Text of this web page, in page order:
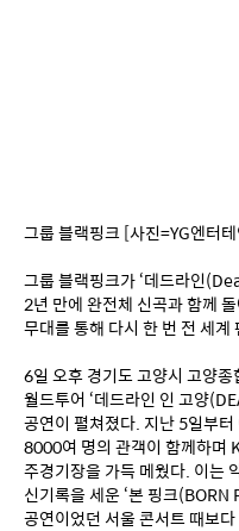
그룹 블랙핑크 [사진=YG엔터
그룹 블랙핑크가 ‘데드라인
2년 만에 완전체 신곡과 함께
무대를 통해 다시 한 번 전 세계
6일 오후 경기도 고양시 고양
월드투어 ‘데드라인 인 고양
공연이 펼쳐졌다. 지난 5일부
8000여 명의 관객이 함께하며
주경기장을 가득 메웠다. 이는
신기록을 세운 ‘본 핑크
공연이었던 서울 콘서트 때보